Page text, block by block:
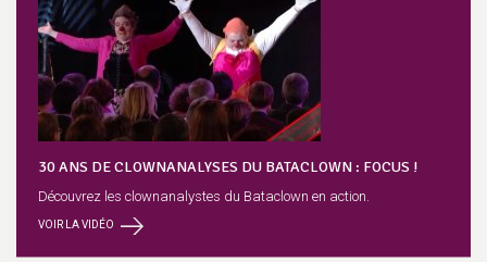
30 ANS DE CLOWNANALYSES DU BATACLOWN : FOCUS !
Découvrez les clownanalystes du Bataclown en action.
VOIR LA VIDÉO